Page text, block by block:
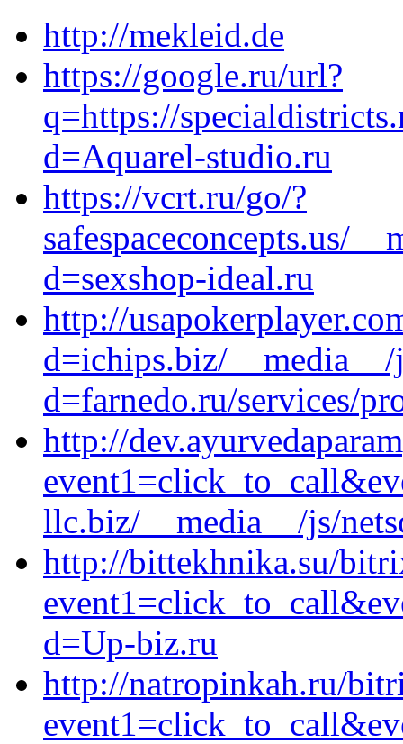
http://mekleid.de
https://google.ru/url?
q=https://
d=Aquarel-studio.ru
https://vcrt.ru/go/?
safespaceconcepts.us/
d=sexshop-ideal.ru
http://
d=ichips.biz/
d=farnedo.ru/services/
http://
llc.biz/__media__/js/
http://bittekhnika.su/
d=Up-biz.ru
http://natropinkah.ru/